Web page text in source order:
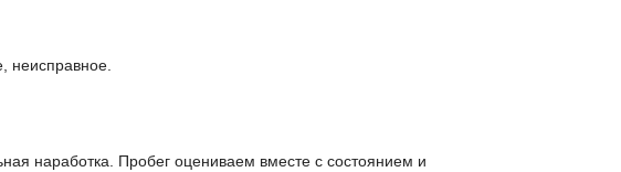
неисправное.
наработка. Пробег оцениваем вместе с состоянием и